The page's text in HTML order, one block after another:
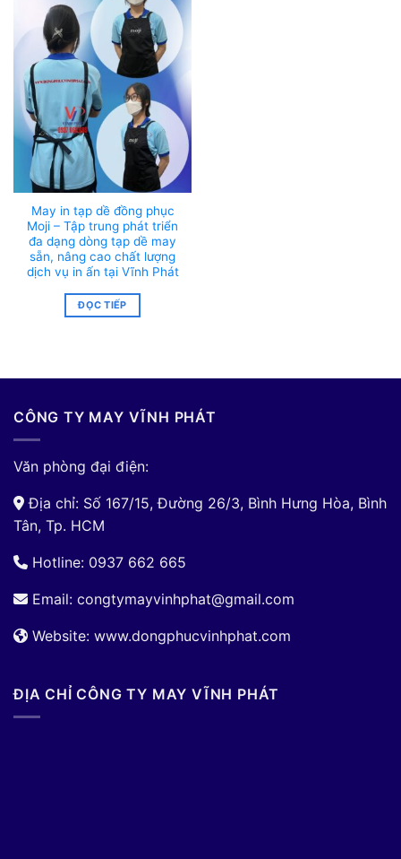
May in tạp dề đồng phục
Moji – Tập trung phát triển
đa dạng dòng tạp dề may
sẵn, nâng cao chất lượng
dịch vụ in ấn tại Vĩnh Phát
ĐỌC TIẾP
CÔNG TY MAY VĨNH PHÁT
Văn phòng đại điện:
Địa chỉ: Số 167/15, Đường 26/3, Bình Hưng Hòa, Bình
Tân, Tp. HCM
Hotline: 0937 662 665
Email: congtymayvinhphat@gmail.com
Website: www.dongphucvinhphat.com
ĐỊA CHỈ CÔNG TY MAY VĨNH PHÁT